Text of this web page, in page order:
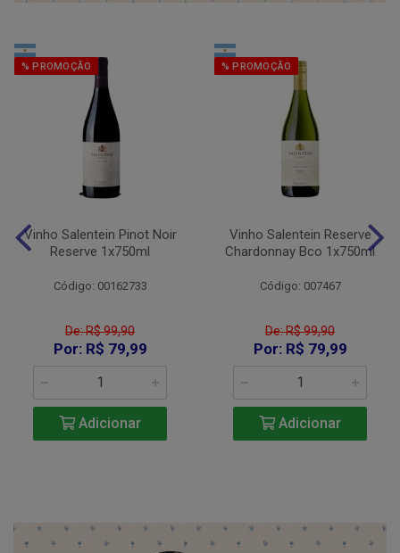
% PROMOÇÃO
Vinho Salentein Pinot Noir
Reserve 1x750ml
Código: 00162733
De: R$ 99,90
Por: R$ 79,99
Adicionar
% PROMOÇÃO
Vinho Salentein Reserve
Chardonnay Bco 1x750ml
Código: 007467
De: R$ 99,90
Por: R$ 79,99
Adicionar